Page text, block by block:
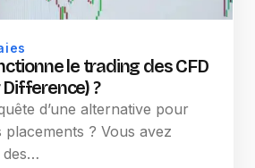
le trading des CFD
?
d’une alternative pour
? Vous avez
des…